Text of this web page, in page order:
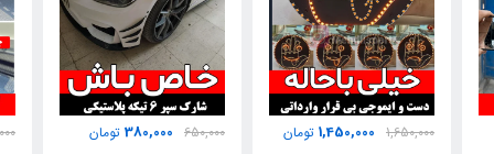
650,000
380,000 تومان
750,000
550,000 تومان